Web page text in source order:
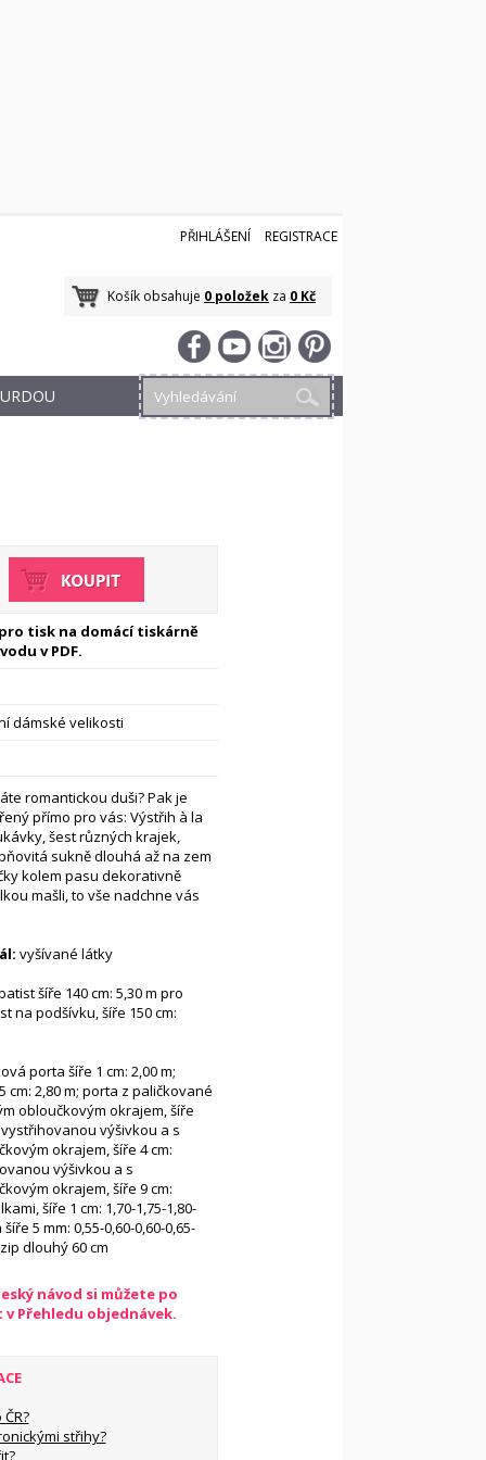
PŘIHLÁŠENÍ REGISTRACE
Košík obsahuje 0 položek za 0 Kč
tisk na domácí tiskárně
v PDF.
dámské velikosti
romantickou duši? Pak je
přímo pro vás: Výstřih à la
šest různých krajek,
sukně dlouhá až na zem
kolem pasu dekorativně
mašli, to vše nadchne vás
vyšívané látky
šíře 140 cm: 5,30 m pro
na podšívku, šíře 150 cm:
porta šíře 1 cm: 2,00 m;
cm: 2,80 m; porta z paličkované
obloučkovým okrajem, šíře
vystřihovanou výšivkou a s
okrajem, šíře 4 cm:
výšivkou a s
okrajem, šíře 9 cm:
šíře 1 cm: 1,70-1,75-1,80-
5 mm: 0,55-0,60-0,60-0,65-
dlouhý 60 cm
návod si můžete po
Přehledu objednávek.
střihy?